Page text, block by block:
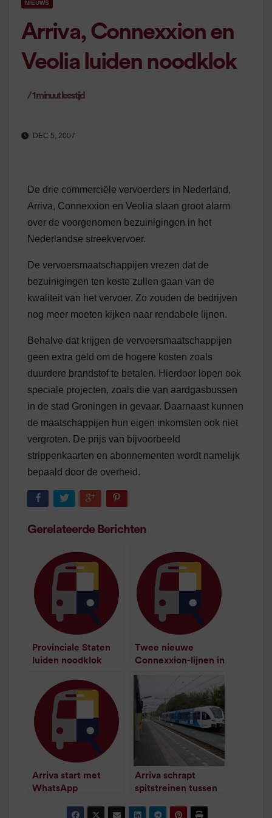
NIEUWS
Arriva, Connexxion en
Veolia luiden noodklok
/1 minuut leestijd
DEC 5, 2007
De drie commerciële vervoerders in Nederland,
Arriva, Connexxion en Veolia slaan groot alarm
over de voorgenomen bezuinigingen in het
Nederlandse streekvervoer.
De vervoersmaatschappijen vrezen dat de
bezuinigingen ten koste zullen gaan van de
kwaliteit van het vervoer. Zo zouden de bedrijven
nog meer moeten kijken naar rendabele lijnen.
Behalve dat krijgen de vervoersmaatschappijen
geen extra geld om de hogere kosten zoals
duurdere brandstof te betalen. Hierdoor lopen ook
speciale projecten, zoals die van aardgasbussen
in de stad Groningen in gevaar. Daarnaast kunnen
de maatschappijen hun eigen inkomsten ook niet
vergroten. De prijs van bijvoorbeeld
strippenkaarten en abonnementen wordt namelijk
bepaald door de overheid.
Gerelateerde Berichten
Provinciale Staten
luiden noodklok
sporen
/ minuut leestijd
Twee nieuwe
Connexxion-lijnen in
Groningen vanaf
januari 2008
/1 minuut leestijd
Arriva start met
WhatsApp
Arriva schrapt
spitstreinen tussen
/ minuut leestijd